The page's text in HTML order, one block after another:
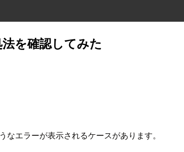
を確認してみた
エラーが表示されるケースがあります。